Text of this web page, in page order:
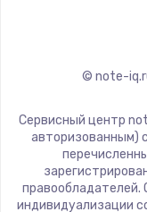
© note-
Сервисный центр
авторизованным)
правообладателей.
индивидуализации